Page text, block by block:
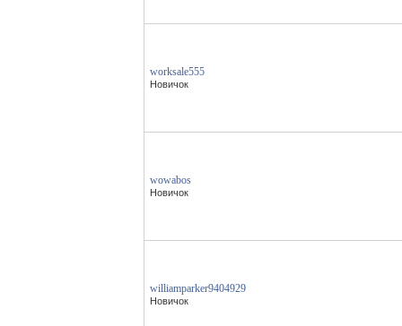
worksale555
Новичок
wowabos
Новичок
williamparker9404929
Новичок